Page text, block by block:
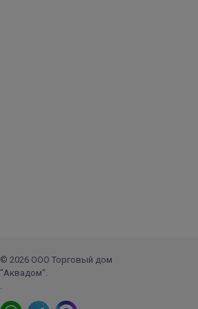
© 2026 ООО Торговый дом
"Аквадом".
.